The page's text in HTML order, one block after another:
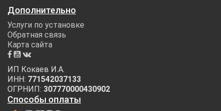
Дополнительно
Услуги по установке
Обратная связь
Карта сайта
ИП Кокаев И.А.
ИНН: 771542037133
ОГРНИП: 307770000430902
Способы оплаты